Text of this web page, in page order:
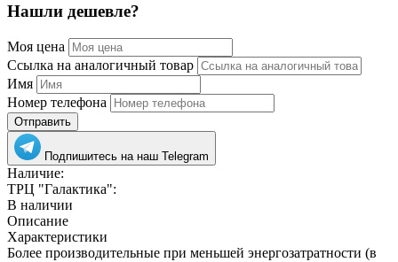
Нашли дешевле?
Моя цена
Ссылка на аналогичный товар
Имя
Номер телефона
Отправить
Подпишитесь на наш Telegram
Наличие:
ТРЦ "Галактика":
В наличии
Описание
Характеристики
Более производительные при меньшей энергозатратности (в